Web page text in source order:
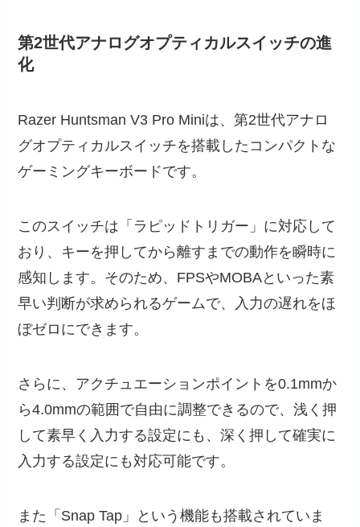
第2世代アナログオプティカルスイッチの進
化
Razer Huntsman V3 Pro Miniは、第2世代アナロ
グオプティカルスイッチを搭載したコンパクトな
ゲーミングキーボードです。
このスイッチは「ラピッドトリガー」に対応して
おり、キーを押してから離すまでの動作を瞬時に
感知します。そのため、FPSやMOBAといった素
早い判断が求められるゲームで、入力の遅れをほ
ぼゼロにできます。
さらに、アクチュエーションポイントを0.1mmか
ら4.0mmの範囲で自由に調整できるので、浅く押
して素早く入力する設定にも、深く押して確実に
入力する設定にも対応可能です。
また「Snap Tap」という機能も搭載されていま